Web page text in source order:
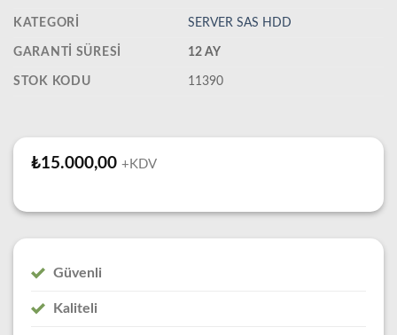
KATEGORI SERVER SAS HDD
GARANTI SÜRESI 12 AY
STOK KODU 11390
₺15.000,00 +KDV
Güvenli
Kaliteli